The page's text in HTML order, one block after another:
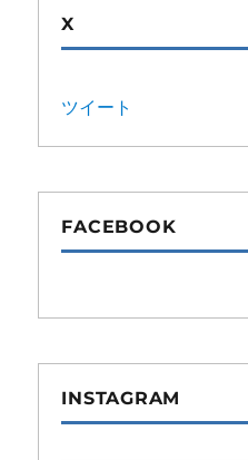
X
ツイート
FACEBOOK
INSTAGRAM